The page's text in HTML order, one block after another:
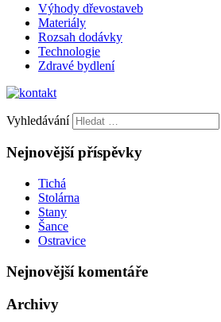
Výhody dřevostaveb
Materiály
Rozsah dodávky
Technologie
Zdravé bydlení
Vyhledávání
Nejnovější příspěvky
Tichá
Stolárna
Stany
Šance
Ostravice
Nejnovější komentáře
Archivy